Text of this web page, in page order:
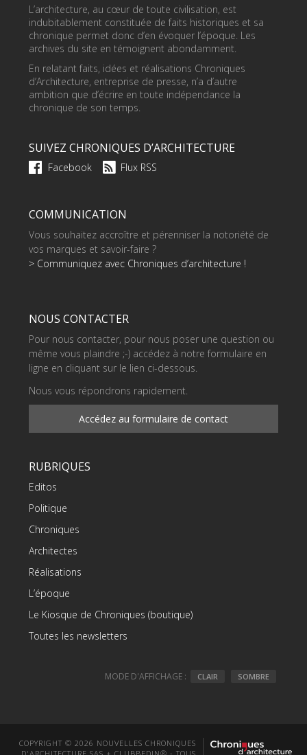
L’architecture, au cœur de toute civilisation, est
indubitablement constituée de faits historiques et sa
chronique permet donc d’en évoquer l’époque. Les
archives du site en témoignent abondamment.
En relatant faits, idées et réalisations Chroniques
d’Architecture, entreprise de presse, n’a d’autre
ambition que d’écrire en toute indépendance la
chronique de son temps.
SUIVEZ CHRONIQUES D’ARCHITECTURE
Facebook Flux RSS
COMMUNICATION
Vous souhaitez accroître et pérenniser la notoriété de
vos marques et savoir-faire ?
> Communiquez avec Chroniques d’architecture !
NOUS CONTACTER
Pour nous contacter, pour nous poser une question ou
même vous plaindre ;-) accédez à notre formulaire en
ligne en cliquant sur le lien ci-dessous.
Nous vous répondrons rapidement.
Accédez au formulaire de contact
RUBRIQUES
Editos
Politique
Chroniques
Architectes
Réalisations
L’époque
Le Kiosque de Chroniques (boutique)
Toutes les newsletters
MODE D'AFFICHAGE : CLAIR SOMBRE
COPYRIGHT © 2026 NOUVELLES CHRONIQUES